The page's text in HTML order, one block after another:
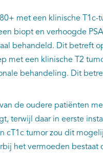
met een klinische T1c-
biopt en verhoogde
behandeld. Dit betreft
met een klinische T2
behandeling. Dit
de oudere patiënten
terwijl daar in eerste
cT1c tumor zou dit
het vermoeden bestaat